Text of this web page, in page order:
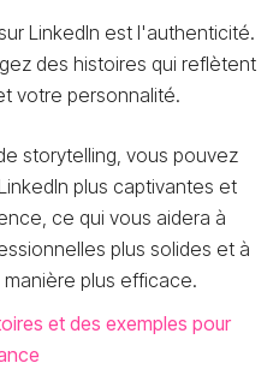
LinkedIn est l'authenticité.
des histoires qui reflètent
votre personnalité.
storytelling, vous pouvez
plus captivantes et
ce qui vous aidera à
plus solides et à
plus efficace.
et des exemples pour